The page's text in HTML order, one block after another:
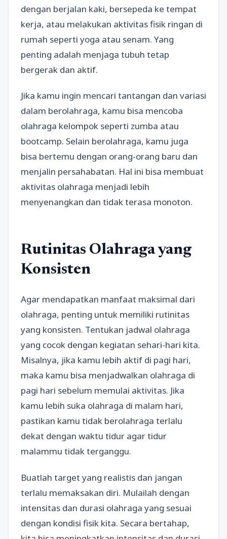
dengan berjalan kaki, bersepeda ke tempat
kerja, atau melakukan aktivitas fisik ringan di
rumah seperti yoga atau senam. Yang
penting adalah menjaga tubuh tetap
bergerak dan aktif.
Jika kamu ingin mencari tantangan dan variasi
dalam berolahraga, kamu bisa mencoba
olahraga kelompok seperti zumba atau
bootcamp. Selain berolahraga, kamu juga
bisa bertemu dengan orang-orang baru dan
menjalin persahabatan. Hal ini bisa membuat
aktivitas olahraga menjadi lebih
menyenangkan dan tidak terasa monoton.
Rutinitas Olahraga yang
Konsisten
Agar mendapatkan manfaat maksimal dari
olahraga, penting untuk memiliki rutinitas
yang konsisten. Tentukan jadwal olahraga
yang cocok dengan kegiatan sehari-hari kita.
Misalnya, jika kamu lebih aktif di pagi hari,
maka kamu bisa menjadwalkan olahraga di
pagi hari sebelum memulai aktivitas. Jika
kamu lebih suka olahraga di malam hari,
pastikan kamu tidak berolahraga terlalu
dekat dengan waktu tidur agar tidur
malammu tidak terganggu.
Buatlah target yang realistis dan jangan
terlalu memaksakan diri. Mulailah dengan
intensitas dan durasi olahraga yang sesuai
dengan kondisi fisik kita. Secara bertahap,